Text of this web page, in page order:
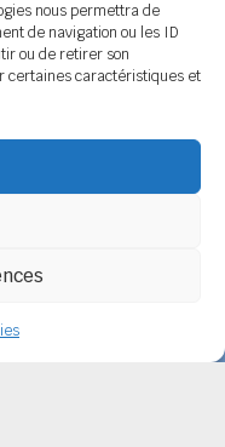
nous permettra de
de navigation ou les ID
ou de retirer son
certaines caractéristiques et
- 37100 TOURS
86 79 50
SAINT HERAY
12 56 26
Politique de confidentialité